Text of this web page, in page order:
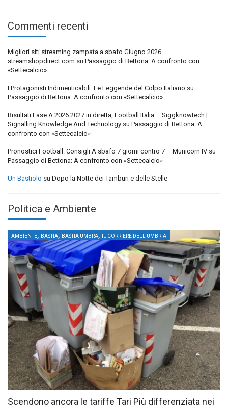
Commenti recenti
Migliori siti streaming zampata a sbafo Giugno 2026 –
streamshopdirect.com su Passaggio di Bettona: A confronto con
«Settecalcio»
I Protagonisti Indimenticabili: Le Leggende del Colpo Italiano su
Passaggio di Bettona: A confronto con «Settecalcio»
Risultati Fase A 2026 2027 in diretta, Football Italia – Siggknowtech |
Signalling Knowledge And Technology su Passaggio di Bettona: A
confronto con «Settecalcio»
Pronostici Football: Consigli A sbafo 7 giorni contro 7 – Municorn IV su
Passaggio di Bettona: A confronto con «Settecalcio»
Un Bastiolo su Dopo la Notte dei Tamburi e delle Stelle
Politica e Ambiente
AMBIENTE, BASTIA, BASTIA UMBRA, IL CORRIERE DELL'UMBRIA
Scendono ancora le tariffe Tari Più differenziata nei